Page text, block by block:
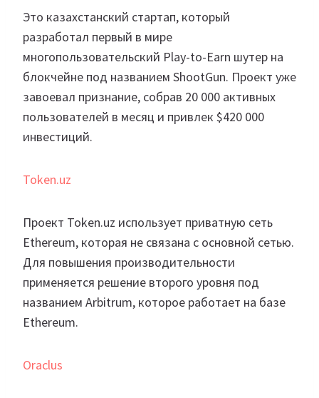
Это казахстанский стартап, который
разработал первый в мире
многопользовательский Play-to-Earn шутер на
блокчейне под названием ShootGun. Проект уже
завоевал признание, собрав 20 000 активных
пользователей в месяц и привлек $420 000
инвестиций.
Token.uz
Проект Token.uz использует приватную сеть
Ethereum, которая не связана с основной сетью.
Для повышения производительности
применяется решение второго уровня под
названием Arbitrum, которое работает на базе
Ethereum.
Oraclus